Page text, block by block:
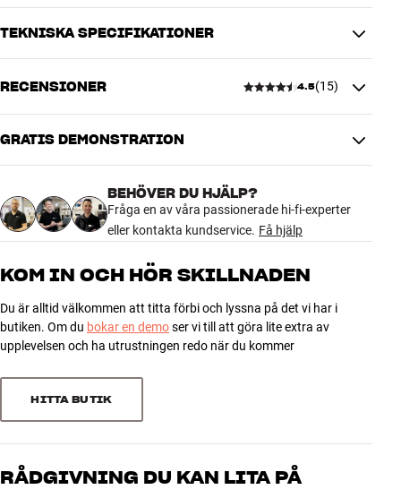
orubblig placering så är topplattan försedd med hål så att du kan
skruva fast högtalarna.
finish. Säljs parvis.
TEKNISKA SPECIFIKATIONER
PRESTANDA
Vertikal vridning 0 °
DIMENSIONER OCH DESIGN
Svart
Vikt (kg)
2,3
Vikt emballage (kg)
2,3
x djup)
GENERELLA EGENSKAPER
Väggfäste för kompakta högtalare
Självhäftande folie medföljer (valfri)
Material: Pulverlackerat stål
Mått: 14,9 x 13,3 x 24,9 cm (BxHxD)
Mått, topplatta: 14,9 x 20,9 (BxD)
Färg: Svart
RECENSIONER 4.5(15)
4.5
15 recensioner
3
2
Sortera efter
GRATIS DEMONSTRATION
BEHÖVER DU HJÄLP?
Fråga en av våra passionerade hi-fi-experter
eller kontakta kundservice. Få hjälp
KOM IN OCH HÖR SKILLNADEN
Du är alltid välkommen att titta förbi och lyssna på det vi har i
butiken. Om du bokar en demoser vi till att göra lite extra av
upplevelsen och ha utrustningen redo när du kommer
HITTA BUTIK
RÅDGIVNING DU KAN LITA PÅ